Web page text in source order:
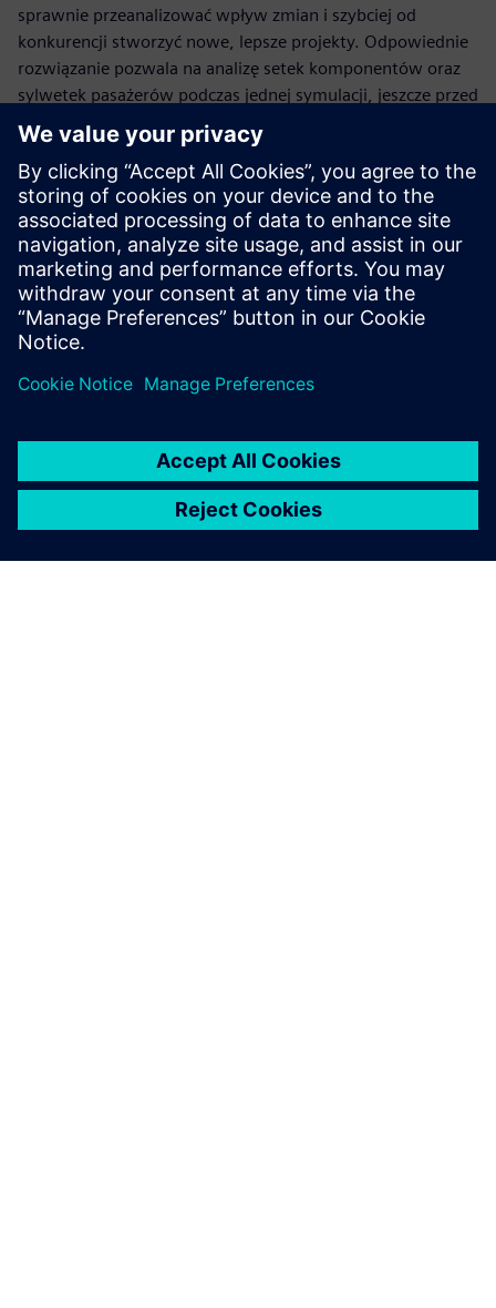
sprawnie przeanalizować wpływ zmian i szybciej od
konkurencji stworzyć nowe, lepsze projekty. Odpowiednie
rozwiązanie pozwala na analizę setek komponentów oraz
sylwetek pasażerów podczas jednej symulacji, jeszcze przed
konstrukcją pierwszego prototypu.
Podczas webinaru zostaną poruszone następujące tematy:
Jak rozszerzenie wykorzystania symulacji systemów na
wierny model kabiny w 3D pozwala prowadzić lepsze
symulacje predykcyjne?
Jak możliwości automatycznego przygotowania
powierzchni oraz wykorzystania setek brył pozwalają na
ocenę architektury, wydajności energetycznej, profili
przepływu ciepła i rozkładu temperatury?